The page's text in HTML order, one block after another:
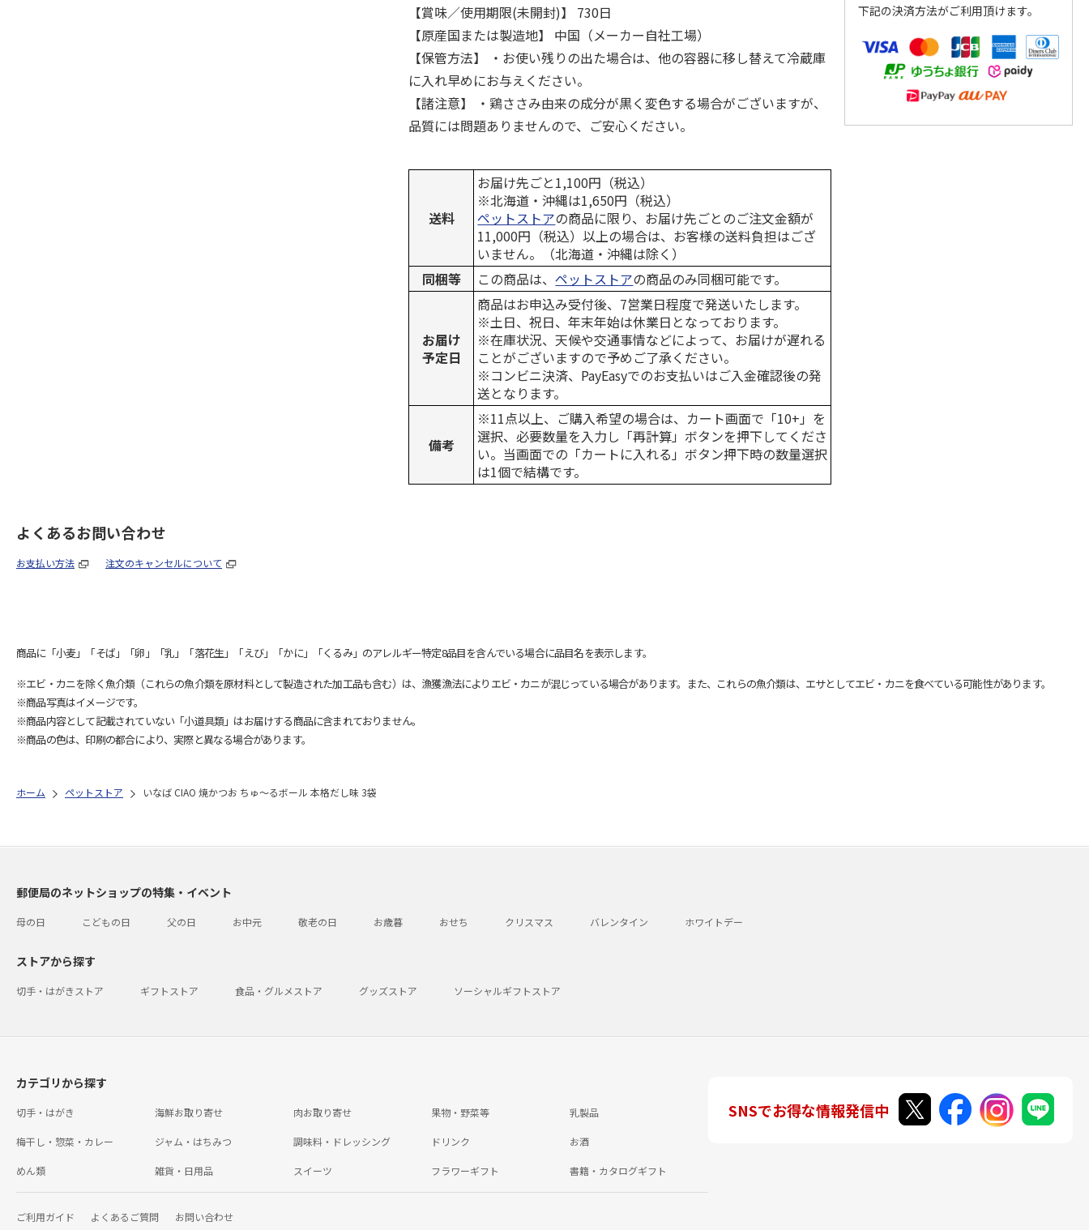
【賞味／使用期限(未開封)】 730日
【原産国または製造地】 中国（メーカー自社工場）
【保管方法】 ・お使い残りの出た場合は、他の容器に移し替えて冷蔵庫
に入れ早めにお与えください。
【諸注意】 ・鶏ささみ由来の成分が黒く変色する場合がございますが、
品質には問題ありませんので、ご安心ください。
送料
お届け先ごと1,100円（税込）
※北海道・沖縄は1,650円（税込）
ペットストアの商品に限り、お届け先ごとのご注文金額が
11,000円（税込）以上の場合は、お客様の送料負担はござ
いません。（北海道・沖縄は除く）
同梱等
この商品は、ペットストアの商品のみ同梱可能です。
お届け
予定日
商品はお申込み受付後、7営業日程度で発送いたします。
※土日、祝日、年末年始は休業日となっております。
※在庫状況、天候や交通事情などによって、お届けが遅れる
ことがございますので予めご了承ください。
※コンビニ決済、PayEasyでのお支払いはご入金確認後の発
送となります。
備考
※11点以上、ご購入希望の場合は、カート画面で「10+」を
選択、必要数量を入力し「再計算」ボタンを押下してくださ
い。当画面での「カートに入れる」ボタン押下時の数量選択
は1個で結構です。
下記の決済方法がご利用頂けます。
よくあるお問い合わせ
お支払い方法 注文のキャンセルについて
商品に「小麦」「そば」「卵」「乳」「落花生」「えび」「かに」「くるみ」のアレルギー特定8品目を含んでいる場合に品目名を表示します。
※エビ・カニを除く魚介類（これらの魚介類を原材料として製造された加工品も含む）は、漁獲漁法によりエビ・カニが混じっている場合があります。また、これらの魚介類は、エサとしてエビ・カニを食べている可能性があります。
※商品写真はイメージです。
※商品内容として記載されていない「小道具類」はお届けする商品に含まれておりません。
※商品の色は、印刷の都合により、実際と異なる場合があります。
ホーム ペットストア いなば CIAO 焼かつお ちゅ～るボール 本格だし味 3袋
郵便局のネットショップの特集・イベント
母の日 こどもの日 父の日 お中元 敬老の日 お歳暮 おせち クリスマス バレンタイン ホワイトデー
ストアから探す
切手・はがきストア ギフトストア 食品・グルメストア グッズストア ソーシャルギフトストア
カテゴリから探す
切手・はがき 海鮮お取り寄せ 肉お取り寄せ 果物・野菜等 乳製品
梅干し・惣菜・カレー ジャム・はちみつ 調味料・ドレッシング ドリンク お酒
めん類 雑貨・日用品 スイーツ フラワーギフト 書籍・カタログギフト
ご利用ガイド よくあるご質問 お問い合わせ
SNSでお得な情報発信中